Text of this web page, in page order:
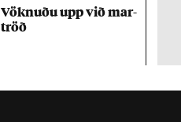
Vökn­uðu upp við mar­
tröð